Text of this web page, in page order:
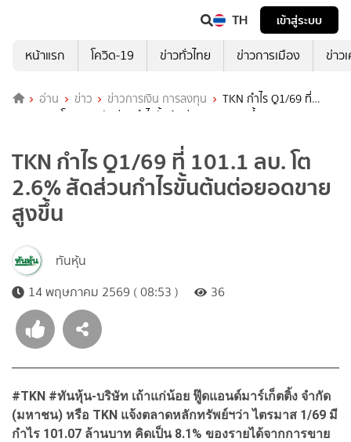
TH
เข้าสู่ระบบ
หน้าแรก
โควิด-19 ข่าวทั่วไทย ข่าวการเมือง ข่าว
อ่าน ข่าว ข่าวการเงิน การลงทุน
TKN กำไร Q1/69 ที่
101.1 ลบ. โต 2.6% สัดส่วนกำไรขั้นต้นต่อยอดขายสูงขึ้น
TKN กำไร Q1/69 ที่ 101.1 ลบ. โต
2.6% สัดส่วนกำไรขั้นต้นต่อยอดขาย
สูงขึ้น
ทันหุ้น
14 พฤษภาคม 2569 ( 08:53 )
36
#TKN #ทันหุ้น-บริษัท เถ้าแก่น้อย ฟู๊ดแอนด์มาร์เก็ตติ้ง จำกัด
(มหาชน) หรือ TKN แจ้งตลาดหลักทรัพย์ฯว่า ไตรมาส 1/69 มี
กำไร 101.07 ล้านบาท คิดเป็น 8.1% ของรายได้จากการขาย